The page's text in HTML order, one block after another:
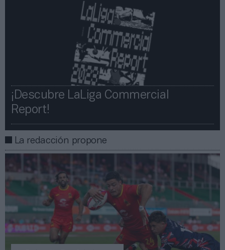
¡Descubre LaLiga Commercial
Report!​​
La redacción propone